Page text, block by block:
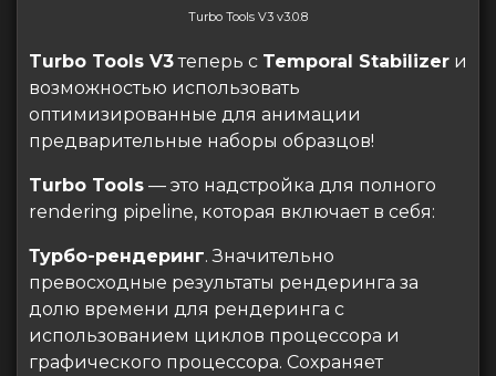
Turbo Tools V3 v3.0.8
Turbo Tools V3теперь с Temporal Stabilizer и
возможностью использовать
оптимизированные для анимации
предварительные наборы образцов!
Turbo Tools — это надстройка для полного
rendering pipeline, которая включает в себя:
Турбо-рендеринг. Значительно
превосходные результаты рендеринга за
долю времени для рендеринга с
использованием циклов процессора и
графического процессора. Сохраняет